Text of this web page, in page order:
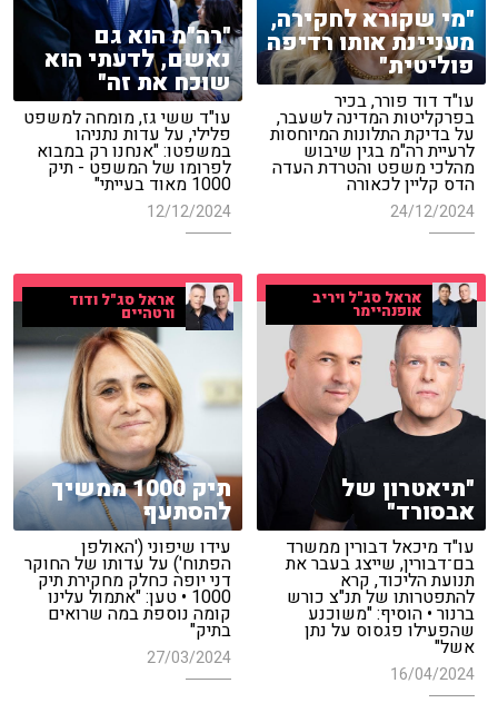
"מי שקורא לחקירה,
מעניינת אותו רדיפה
פוליטית"
עו"ד דוד פורר, בכיר
בפרקליטות המדינה לשעבר,
על בדיקת התלונות המיוחסות
לרעיית רה"מ בגין שיבוש
מהלכי משפט והטרדת העדה
הדס קליין לכאורה
24/12/2024
"רה"מ הוא גם
נאשם, לדעתי הוא
שוכח את זה"
עו"ד ששי גז, מומחה למשפט
פלילי, על עדות נתניהו
במשפטו: "אנחנו רק במבוא
לפרומו של המשפט - תיק
1000 מאוד בעייתי"
12/12/2024
אראל סג"ל ויריב
אופנהיימר
"תיאטרון של
אבסורד"
עו"ד מיכאל דבורין ממשרד
בם־דבורין, שייצג בעבר את
תנועת הליכוד, קרא
להתפטרותו של תנ"צ כורש
ברנור • הוסיף: "משוכנע
שהפעילו פגסוס על נתן
אשל"
16/04/2024
אראל סג"ל ודוד
ורטהיים
תיק 1000 ממשיך
להסתעף
עידו שיפוני ('האולפן
הפתוח') על עדותו של החוקר
דני יופה כחלק מחקירת תיק
1000 • טען: "אתמול עלינו
קומה נוספת במה שרואים
בתיק"
27/03/2024